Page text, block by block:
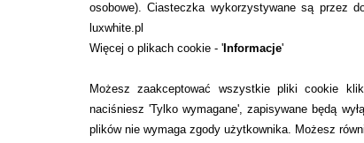
osobowe). Ciasteczka wykorzystywane są przez
luxwhite.pl
Więcej o plikach cookie - 'Informacje'
Możesz zaakceptować wszystkie pliki cookie
naciśniesz 'Tylko wymagane', zapisywane będą
plików nie wymaga zgody użytkownika. Możesz
Pobierz z Pobierz z